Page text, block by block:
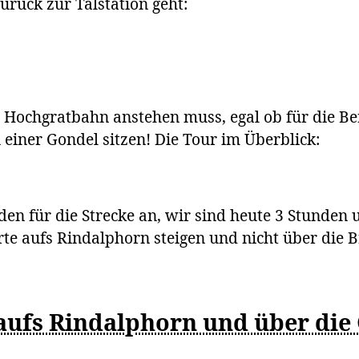
anstehen muss, egal ob für die
Gondel sitzen! Die Tour im Überblick:
für die Strecke an, wir sind heute 3
aufs Rindalphorn steigen und nicht über die
Rindalphorn und über